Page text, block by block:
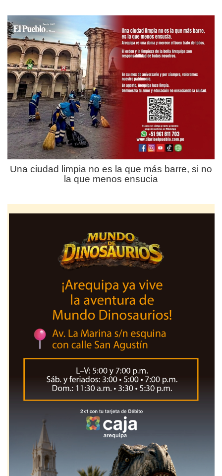
Una ciudad limpia no es la que más barre, si no
la que menos ensucia